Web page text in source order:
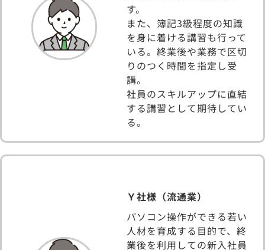
す。
また、簿記3級程度の知識
を身に着ける講習も行って
いる。終業後や業務で区切
りのつく時間を指定し受
講。
社員のスキルアップに直結
する講習として期待してい
る。
Ｙ社様（流通業）
パソコン操作ができる若い
人材を育成する目的で、終
業後を利用しての新入社員